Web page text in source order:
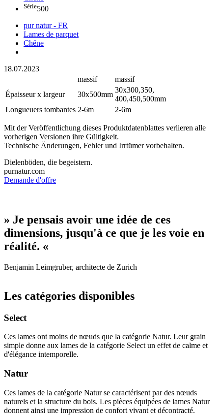
Série500
pur natur - FR
Lames de parquet
Chêne
18.07.2023
massif
massif
Épaisseur x largeur
30x500mm
30x300,350,
400,450,500mm
Longueuers tombantes 2-6m 2-6m
Mit der Veröffentlichung dieses Produktdatenblattes verlieren alle
vorherigen Versionen ihre Gültigkeit.
Technische Änderungen, Fehler und Irrtümer vorbehalten.
Dielenböden, die begeistern.
purnatur.com
Demande d'offre
» Je pensais avoir une idée de ces
dimensions, jusqu'à ce que je les voie en
réalité. «
Benjamin Leimgruber, architecte de Zurich
Les catégories disponibles
Select
Ces lames ont moins de nœuds que la catégorie Natur. Leur grain
simple donne aux lames de la catégorie Select un effet de calme et
d'élégance intemporelle.
Natur
Ces lames de la catégorie Natur se caractérisent par des nœuds
naturels et la structure du bois. Les pièces équipées de lames Natur
donnent ainsi une impression de confort vivant et décontracté.